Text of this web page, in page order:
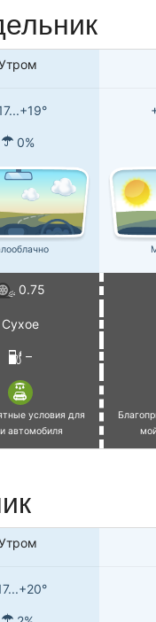
0%
0.75
Сухое
–
условия для
автомобиля